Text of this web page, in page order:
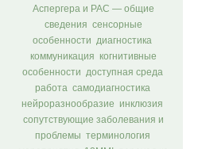
Аспергера и РАС — общие
сведения сенсорные
особенности диагностика
коммуникация когнитивные
особенности доступная среда
работа самодиагностика
нейроразнообразие инклюзия
сопутствующие заболевания и
проблемы терминология